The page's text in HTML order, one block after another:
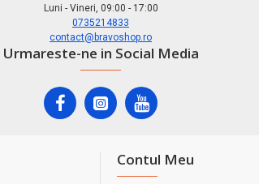
Luni - Vineri, 09:00 - 17:00
0735214833
contact@bravoshop.ro
Urmareste-ne in Social Media
Contul Meu